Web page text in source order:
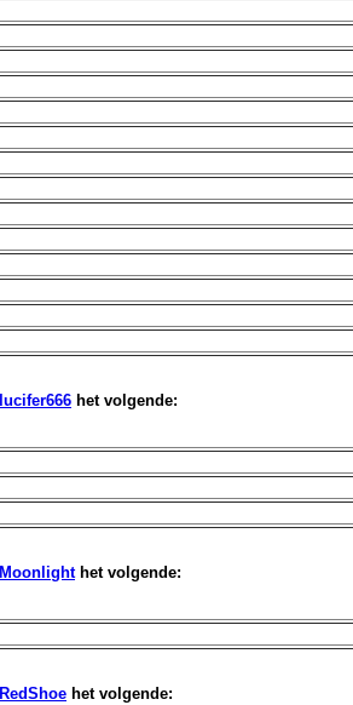
lucifer666 het volgende:
Moonlighthet volgende:
RedShoe het volgende: